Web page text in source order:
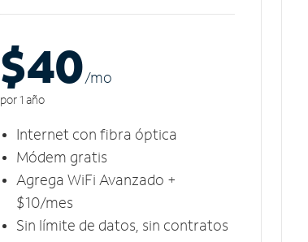
$40/mo
por 1 año
Internet con fibra óptica
Módem gratis
Agrega WiFi Avanzado +
$10/mes
Sin límite de datos, sin contratos